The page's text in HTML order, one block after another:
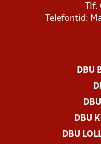
Telefontid:
DBU
DBU
DBU